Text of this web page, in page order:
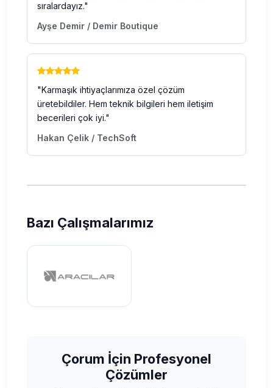
sıralardayız."
Ayşe Demir / Demir Boutique
"Karmaşık ihtiyaçlarımıza özel çözüm
üretebildiler. Hem teknik bilgileri hem iletişim
becerileri çok iyi."
Hakan Çelik / TechSoft
Bazı Çalışmalarımız
Çorum İçin Profesyonel
Çözümler